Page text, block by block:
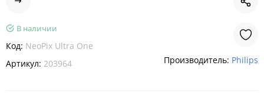
В наличии
Код: NeoPix Ultra One
Артикул: 203964 Производитель: Philips